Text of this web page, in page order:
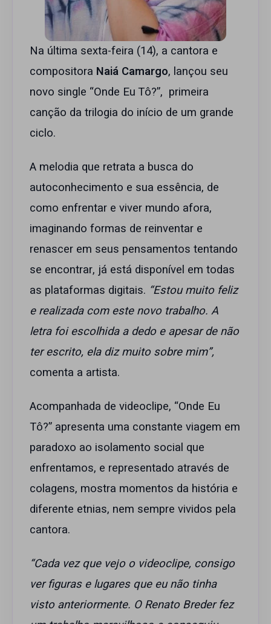
Na última sexta-feira (14), a cantora e
compositora Naiá Camargo, lançou seu
novo single “Onde Eu Tô?”, primeira
canção da trilogia do início de um grande
ciclo.
A melodia que retrata a busca do
autoconhecimento e sua essência, de
como enfrentar e viver mundo afora,
imaginando formas de reinventar e
renascer em seus pensamentos tentando
se encontrar, já está disponível em todas
as plataformas digitais. “Estou muito feliz
e realizada com este novo trabalho. A
letra foi escolhida a dedo e apesar de não
ter escrito, ela diz muito sobre mim”,
comenta a artista.
Acompanhada de videoclipe, “Onde Eu
Tô?” apresenta uma constante viagem em
paradoxo ao isolamento social que
enfrentamos, e representado através de
colagens, mostra momentos da história e
diferente etnias, nem sempre vividos pela
cantora.
“Cada vez que vejo o videoclipe, consigo
ver figuras e lugares que eu não tinha
visto anteriormente. O Renato Breder fez